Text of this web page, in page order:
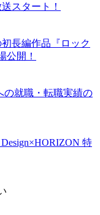
スタート！
長編作品『ロック
公開！
の就職・転職実績の
特